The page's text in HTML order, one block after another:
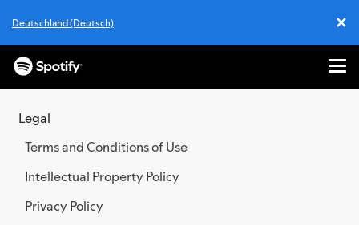
Deutschland (Deutsch)
✕
Legal
Terms and Conditions of Use
Intellectual Property Policy
Privacy Policy